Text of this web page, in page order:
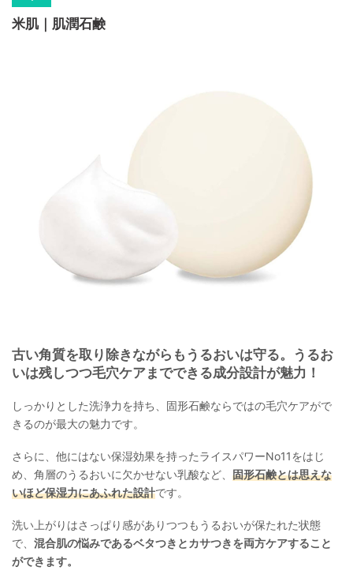
米肌｜肌潤石鹸
古い角質を取り除きながらもうるおいは守る。うるお
いは残しつつ毛穴ケアまでできる成分設計が魅力！
しっかりとした洗浄力を持ち、固形石鹸ならではの毛穴ケアがで
きるのが最大の魅力です。
さらに、他にはない保湿効果を持ったライスパワーNo11をはじ
め、角層のうるおいに欠かせない乳酸など、 固形石鹸とは思えな
いほど保湿力にあふれた設計です。
洗い上がりはさっぱり感がありつつもうるおいが保たれた状態
で、 混合肌の悩みであるベタつきとカサつきを両方ケアすること
ができます。